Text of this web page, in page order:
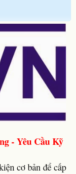
- Yêu Cầu Kỹ
cơ bản để cấp